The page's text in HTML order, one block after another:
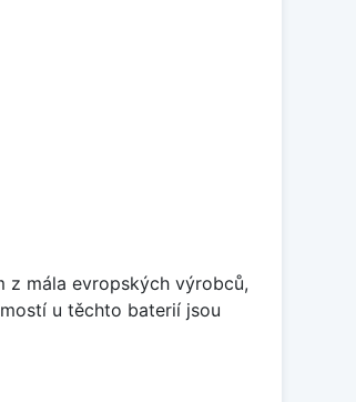
z mála evropských výrobců,
u těchto baterií jsou